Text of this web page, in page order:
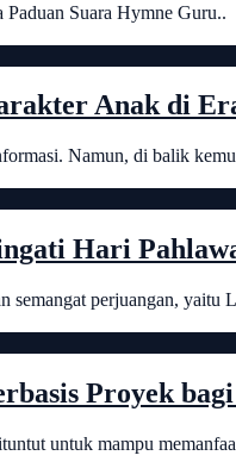
Suara Hymne Guru..
Anak di
Namun, di balik
Hari
semangat perjuangan, yaitu
Proyek bagi
untuk mampu